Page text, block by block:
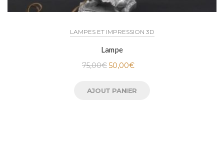
LAMPES ET IMPRESSION 3D
Lampe
75,00€ 50,00€
AJOUT PANIER